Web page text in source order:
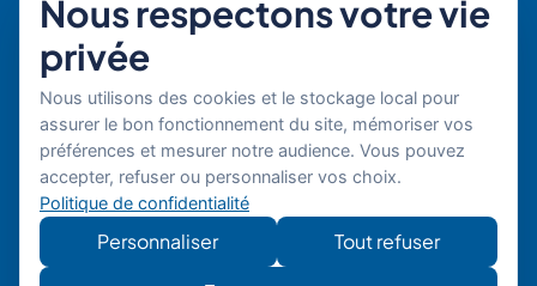
56 Rue Raspail
F92300 Levallois
+ 33 (0)1 42 70 97 20
Par email
Copyright © 2026 Boost'RH
Groupe. Tous droits réservés.
Site
développé
mon site
Mentions légales
Nous respectons votre vie
privée
Nous utilisons des cookies et le stockage local pour
assurer le bon fonctionnement du site, mémoriser vos
préférences et mesurer notre audience. Vous pouvez
accepter, refuser ou personnaliser vos choix.
Politique de confidentialité
Personnaliser
Tout refuser